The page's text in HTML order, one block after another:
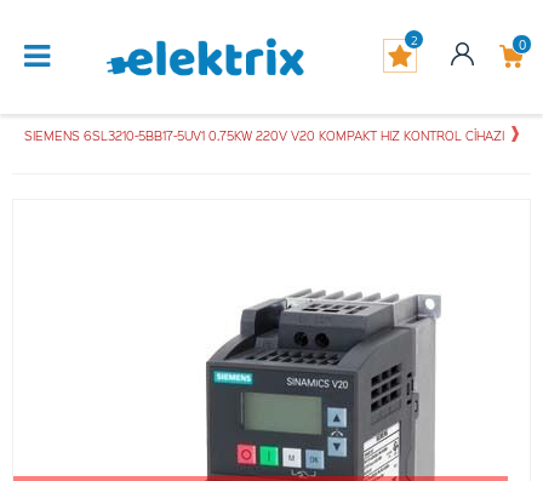
0
2
SIEMENS 6SL3210-5BB17-5UV1 0.75KW 220V V20 KOMPAKT HIZ KONTROL CİHAZI